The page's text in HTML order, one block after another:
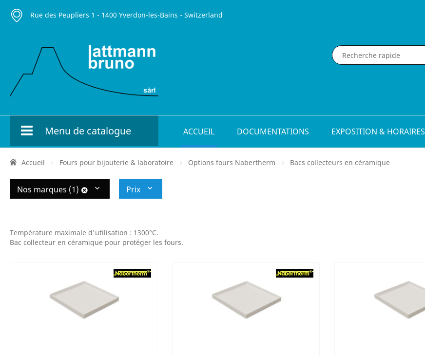
Rue des Peupliers 1 - 1400 Yverdon-les-Bains - Switzerland
Menu de catalogue ACCUEIL DOCUMENTATIONS EXPOSITION & HORAIRES
Accueil Fours pour bijouterie & laboratoire Options fours Nabertherm Bacs collecteurs en céramique
Nos marques (1) Prix
Température maximale d'utilisation : 1300°C.
Bac collecteur en céramique pour protéger les fours.